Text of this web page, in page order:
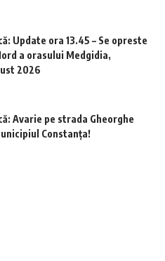
Update ora 13.45 – Se opreste
a orasului Medgidia,
2026
Avarie pe strada Gheorghe
Constanța!